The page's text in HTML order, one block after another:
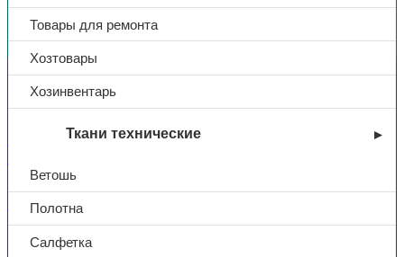
Товары для ремонта
Хозтовары
Хозинвентарь
Ткани технические
Ветошь
Полотна
Салфетка
Вы недавно смотрели
Контакты
+7 (831) 214-01-31
101@adk52.ru